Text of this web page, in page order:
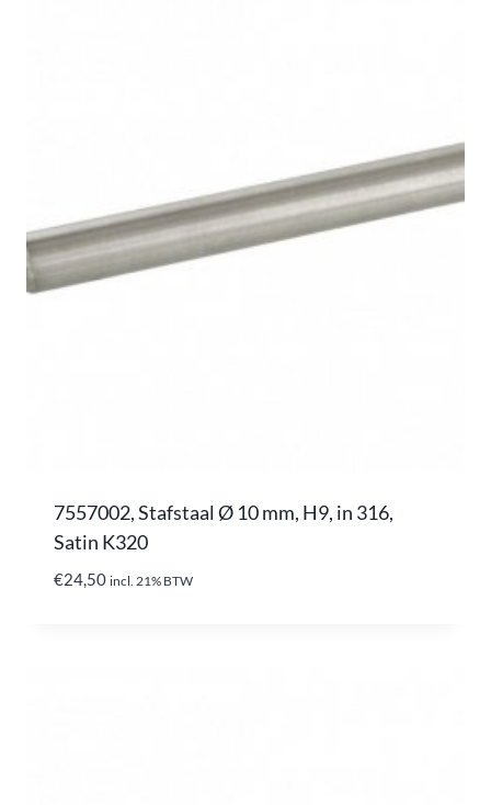
7557002, Stafstaal Ø 10 mm, H9, in 316,
Satin K320
€24,50 incl. 21% BTW